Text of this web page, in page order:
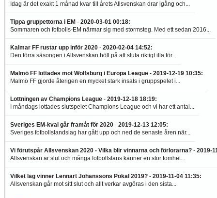
Idag är det exakt 1 månad kvar till årets Allsvenskan drar igång och...
Tippa gruppettorna i EM - 2020-03-01 00:18:
Sommaren och fotbolls-EM närmar sig med stormsteg. Med ett sedan 2016...
Kalmar FF rustar upp inför 2020 - 2020-02-04 14:52:
Den förra säsongen i Allsvenskan höll på att sluta riktigt illa för...
Malmö FF lottades mot Wolfsburg i Europa League - 2019-12-19 10:35:
Malmö FF gjorde återigen en mycket stark insats i gruppspelet i...
Lottningen av Champions League - 2019-12-18 18:19:
I måndags lottades slutspelet Champions League och vi har ett antal...
Sveriges EM-kval går framåt för 2020 - 2019-12-13 12:05:
Sveriges fotbollslandslag har gått upp och ned de senaste åren när...
Vi förutspår Allsvenskan 2020 - Vilka blir vinnarna och förlorarna? - 2019-
Allsvenskan är slut och många fotbollsfans känner en stor tomhet...
Vilket lag vinner Lennart Johanssons Pokal 2019? - 2019-11-04 11:35:
Allsvenskan går mot sitt slut och allt verkar avgöras i den sista...